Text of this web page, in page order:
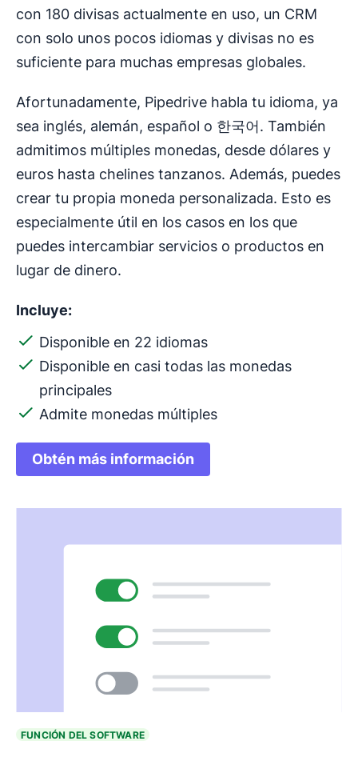
con 180 divisas actualmente en uso, un CRM
con solo unos pocos idiomas y divisas no es
suficiente para muchas empresas globales.
Afortunadamente, Pipedrive habla tu idioma, ya
sea inglés, alemán, español o 한국어. También
admitimos múltiples monedas, desde dólares y
euros hasta chelines tanzanos. Además, puedes
crear tu propia moneda personalizada. Esto es
especialmente útil en los casos en los que
puedes intercambiar servicios o productos en
lugar de dinero.
Incluye:
Disponible en 22 idiomas
Disponible en casi todas las monedas
principales
Admite monedas múltiples
Obtén más información
FUNCIÓN DEL SOFTWARE